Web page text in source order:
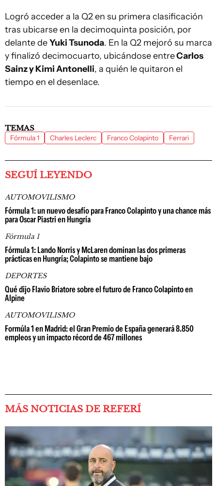
Logró acceder a la Q2 en su primera clasificación
tras ubicarse en la decimoquinta posición, por
delante deYuki Tsunoda. En la Q2 mejoró su marca
y finalizó decimocuarto, ubicándose entreCarlos
Sainz y Kimi Antonelli, a quién le quitaron el
tiempo en el desenlace.
TEMAS
Fórmula 1 Charles Leclerc Franco Colapinto Ferrari
SEGUÍ LEYENDO
AUTOMOVILISMO
Fórmula 1: un nuevo desafío para Franco Colapinto y una chance más
para Oscar Piastri en Hungría
Fórmula 1
Fórmula 1: Lando Norris y McLaren dominan las dos primeras
prácticas en Hungría; Colapinto se mantiene bajo
DEPORTES
Qué dijo Flavio Briatore sobre el futuro de Franco Colapinto en
Alpine
AUTOMOVILISMO
Formúla 1 en Madrid: el Gran Premio de España generará 8.850
empleos y un impacto récord de 467 millones
MÁS NOTICIAS DE REFERÍ